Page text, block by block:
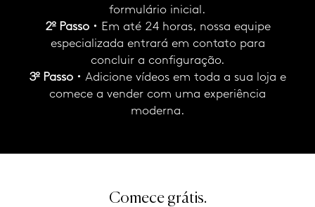
formulário inicial.
2º Passo • Em até 24 horas, nossa equipe
especializada entrará em contato para
concluir a configuração.
3º Passo • Adicione vídeos em toda a sua loja e
comece a vender com uma experiência
moderna.
Comece grátis.